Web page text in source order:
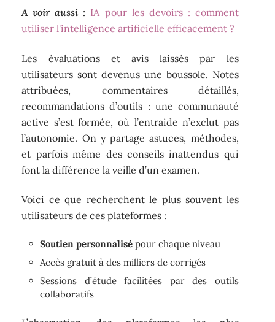
A voir aussi : IA pour les devoirs : comment
utiliser l'intelligence artificielle efficacement ?
Les évaluations et avis laissés par les
utilisateurs sont devenus une boussole. Notes
attribuées, commentaires détaillés,
recommandations d’outils : une communauté
active s’est formée, où l’entraide n’exclut pas
l’autonomie. On y partage astuces, méthodes,
et parfois même des conseils inattendus qui
font la différence la veille d’un examen.
Voici ce que recherchent le plus souvent les
utilisateurs de ces plateformes :
Soutien personnalisé pour chaque niveau
Accès gratuit à des milliers de corrigés
Sessions d’étude facilitées par des outils
collaboratifs